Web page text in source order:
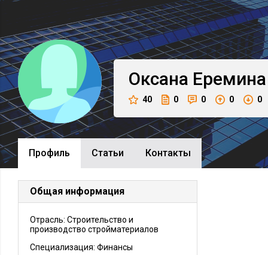
Оксана Еремина
40 0 0 0 0
Профиль Cтатьи Контакты
Общая информация
Отрасль: Строительство и
производство стройматериалов
Специализация: Финансы